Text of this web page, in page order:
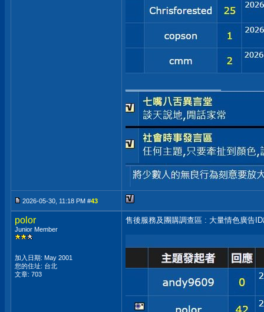
2026-05-30, 11:18 PM #43
polor
Junior Member
加入日期: May 2001
您的住址: 台北
文章: 703
售後服務及團購調查區 : 大量情色廣告